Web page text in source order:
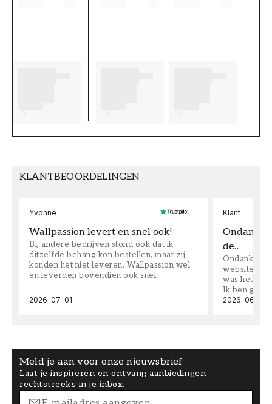
KLANTBEOORDELINGEN
Yvonne
Wallpassion levert en snel ook!
Bij andere bedrijven stond ook dat ik
ditzelfde behang kon bestellen, maar zij
konden het niet leveren. Wallpassion wel
en leverden bovendien ook snel.
2026-07-01
Klant
Ondanks
de…
Ondanks
website
was het
Ik ben
2026-06-08
Meld je aan voor onze nieuwsbrief
Laat je inspireren en ontvang aanbiedingen
rechtstreeks in je inbox.